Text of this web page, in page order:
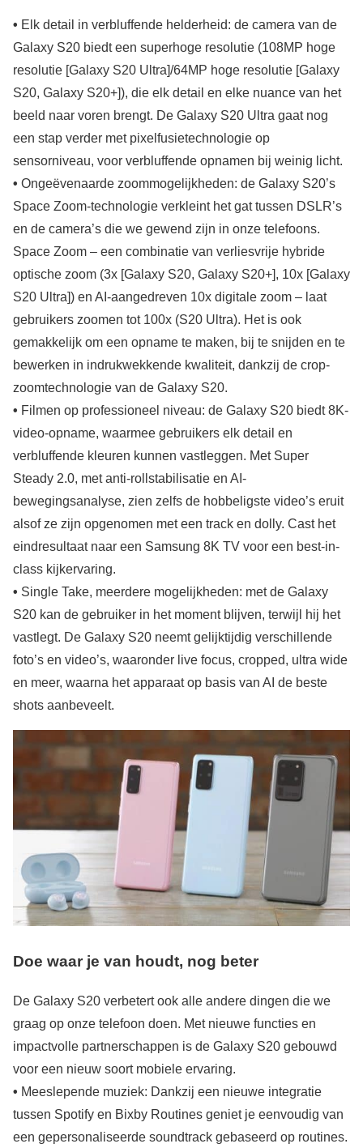
• Elk detail in verbluffende helderheid: de camera van de
Galaxy S20 biedt een superhoge resolutie (108MP hoge
resolutie [Galaxy S20 Ultra]/64MP hoge resolutie [Galaxy
S20, Galaxy S20+]), die elk detail en elke nuance van het
beeld naar voren brengt. De Galaxy S20 Ultra gaat nog
een stap verder met pixelfusietechnologie op
sensorniveau, voor verbluffende opnamen bij weinig licht.
• Ongeëvenaarde zoommogelijkheden: de Galaxy S20’s
Space Zoom-technologie verkleint het gat tussen DSLR’s
en de camera’s die we gewend zijn in onze telefoons.
Space Zoom – een combinatie van verliesvrije hybride
optische zoom (3x [Galaxy S20, Galaxy S20+], 10x [Galaxy
S20 Ultra]) en AI-aangedreven 10x digitale zoom – laat
gebruikers zoomen tot 100x (S20 Ultra). Het is ook
gemakkelijk om een opname te maken, bij te snijden en te
bewerken in indrukwekkende kwaliteit, dankzij de crop-
zoomtechnologie van de Galaxy S20.
• Filmen op professioneel niveau: de Galaxy S20 biedt 8K-
video-opname, waarmee gebruikers elk detail en
verbluffende kleuren kunnen vastleggen. Met Super
Steady 2.0, met anti-rollstabilisatie en AI-
bewegingsanalyse, zien zelfs de hobbeligste video’s eruit
alsof ze zijn opgenomen met een track en dolly. Cast het
eindresultaat naar een Samsung 8K TV voor een best-in-
class kijkervaring.
• Single Take, meerdere mogelijkheden: met de Galaxy
S20 kan de gebruiker in het moment blijven, terwijl hij het
vastlegt. De Galaxy S20 neemt gelijktijdig verschillende
foto’s en video’s, waaronder live focus, cropped, ultra wide
en meer, waarna het apparaat op basis van AI de beste
shots aanbeveelt.
Doe waar je van houdt, nog beter
De Galaxy S20 verbetert ook alle andere dingen die we
graag op onze telefoon doen. Met nieuwe functies en
impactvolle partnerschappen is de Galaxy S20 gebouwd
voor een nieuw soort mobiele ervaring.
• Meeslepende muziek: Dankzij een nieuwe integratie
tussen Spotify en Bixby Routines geniet je eenvoudig van
een gepersonaliseerde soundtrack gebaseerd op routines.